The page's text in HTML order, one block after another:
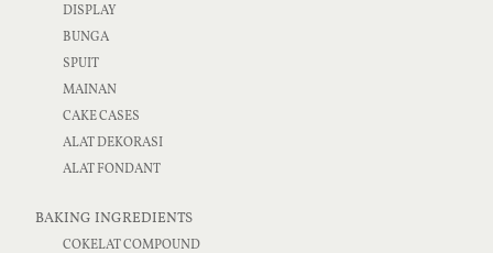
DISPLAY
BUNGA
SPUIT
MAINAN
CAKE CASES
ALAT DEKORASI
ALAT FONDANT
BAKING INGREDIENTS
COKELAT COMPOUND